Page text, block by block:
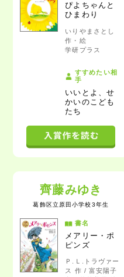
ぴよちゃんと
ひまわり
いりやまさとし
作・絵
学研プラス
すすめたい相
手
いいとよ、せ
かいのこども
たち
齊藤みゆき
葛飾区立原田小学校3年生
書名
メアリー・ポ
ピンズ
Ｐ.Ｌ.トラヴァー
ス 作 / 富安陽子